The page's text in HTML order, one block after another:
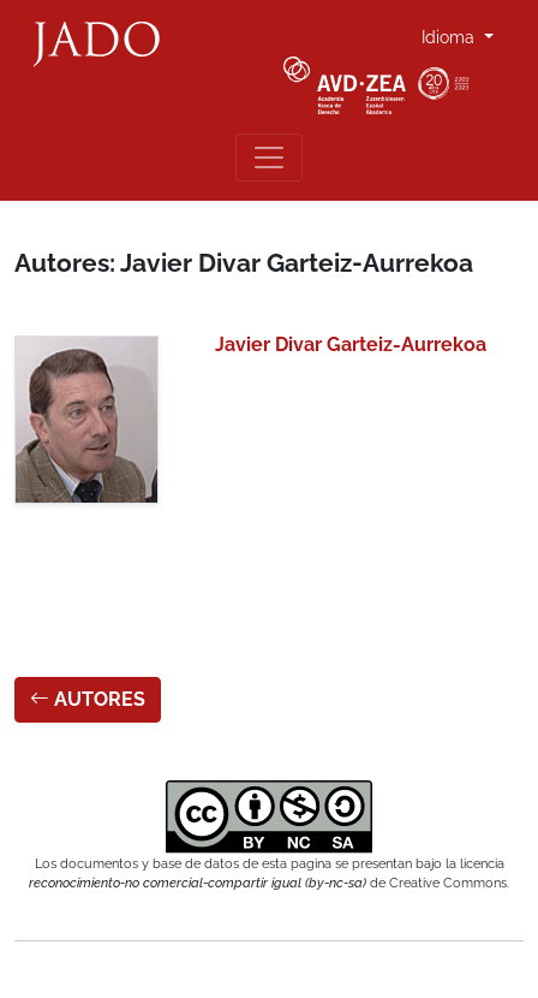
Idioma
Autores: Javier Divar Garteiz-Aurrekoa
Javier Divar Garteiz-Aurrekoa
AUTORES
Los documentos y base de datos de esta pagina se presentan bajo la licencia
reconocimiento-no comercial-compartir igual (by-nc-sa) de Creative Commons.